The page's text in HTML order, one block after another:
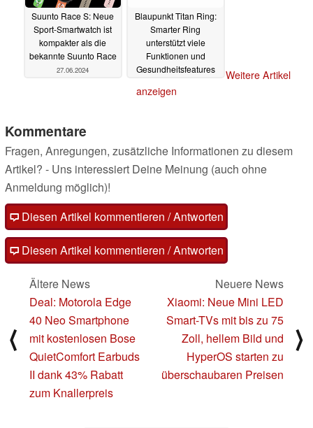
Suunto Race S: Neue
Sport-Smartwatch ist
kompakter als die
bekannte Suunto Race
27.06.2024
Blaupunkt Titan Ring:
Smarter Ring
unterstützt viele
Funktionen und
Gesundheitsfeatures
Weitere Artikel
anzeigen
Kommentare
Fragen, Anregungen, zusätzliche Informationen zu diesem
Artikel? - Uns interessiert Deine Meinung (auch ohne
Anmeldung möglich)!
Diesen Artikel kommentieren / Antworten
Diesen Artikel kommentieren / Antworten
⟨
Ältere News
Deal: Motorola Edge
40 Neo Smartphone
mit kostenlosen Bose
QuietComfort Earbuds
II dank 43% Rabatt
zum Knallerpreis
Neuere News
Xiaomi: Neue Mini LED
Smart-TVs mit bis zu 75
Zoll, hellem Bild und
HyperOS starten zu
überschaubaren Preisen
⟩